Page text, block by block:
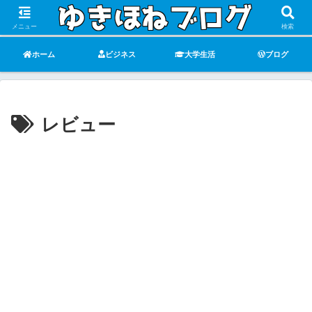
ホーム ビジネス 大学生活 ブログ
レビュー
メニュー 検索